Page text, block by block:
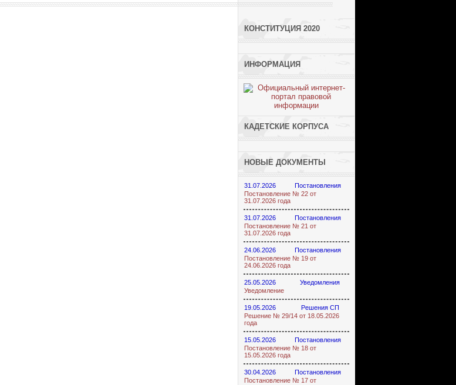
КОНСТИТУЦИЯ 2020
ИНФОРМАЦИЯ
КАДЕТСКИЕ КОРПУСА
НОВЫЕ ДОКУМЕНТЫ
31.07.2026
Постановления
Постановление № 22 от
31.07.2026 года
31.07.2026
Постановления
Постановление № 21 от
31.07.2026 года
24.06.2026
Постановления
Постановление № 19 от
24.06.2026 года
25.05.2026
Уведомления
Уведомление
19.05.2026
Решения СП
Решение № 29/14 от 18.05.2026
года
15.05.2026
Постановления
Постановление № 18 от
15.05.2026 года
30.04.2026
Постановления
Постановление № 17 от